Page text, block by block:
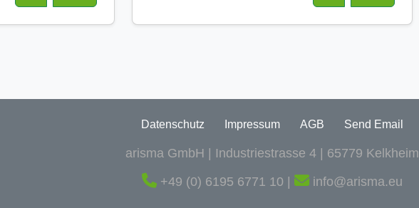
Datenschutz Impressum AGB Send Email
arisma GmbH | Industriestrasse 4 | 65779 Kelkheim
+49 (0) 6195 6771 10 |
info@arisma.eu